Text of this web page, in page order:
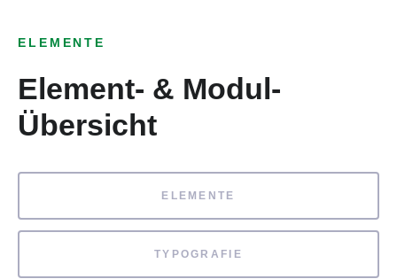
ELEMENTE
Element- & Modul-
Übersicht
ELEMENTE
TYPOGRAFIE